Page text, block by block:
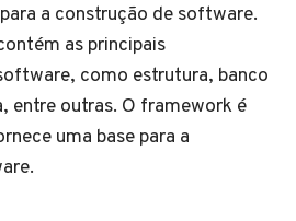
a construção de software.
as principais
como estrutura, banco
entre outras. O framework é
uma base para a